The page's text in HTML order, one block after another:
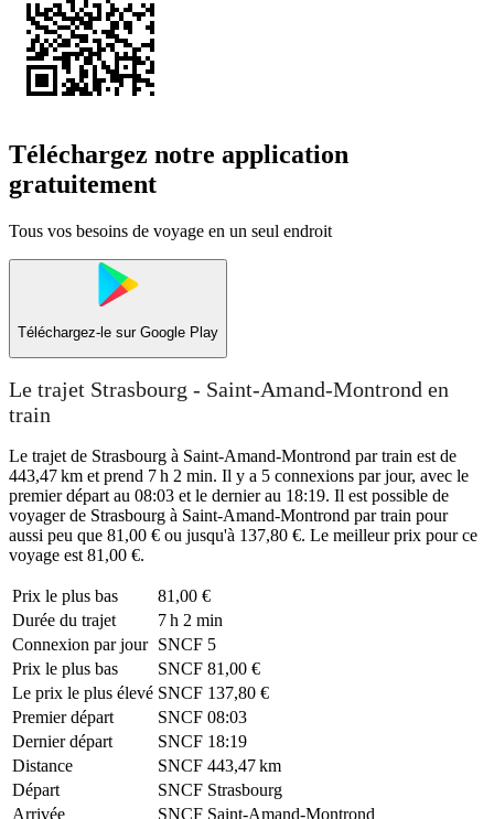
Téléchargez notre application
gratuitement
Tous vos besoins de voyage en un seul endroit
Téléchargez-le sur Google Play
Le trajet Strasbourg - Saint-Amand-Montrond en
train
Le trajet de Strasbourg à Saint-Amand-Montrond par train est de
443,47 km et prend 7 h 2 min. Il y a 5 connexions par jour, avec le
premier départ au 08:03 et le dernier au 18:19. Il est possible de
voyager de Strasbourg à Saint-Amand-Montrond par train pour
aussi peu que 81,00 € ou jusqu'à 137,80 €. Le meilleur prix pour ce
voyage est 81,00 €.
Prix ​​le plus bas
81,00 €
Durée du trajet
7 h 2 min
Connexion par jour SNCF 5
Prix ​​le plus bas
SNCF 81,00 €
Le prix le plus élevé SNCF 137,80 €
Premier départ
SNCF 08:03
Dernier départ
SNCF 18:19
Distance
SNCF 443,47 km
Départ
SNCF Strasbourg
Arrivée
SNCF Saint-Amand-Montrond